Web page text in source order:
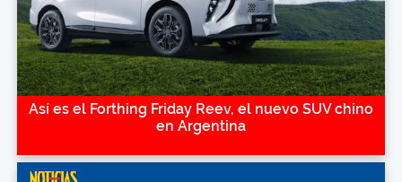
Así es el Forthing Friday Reev, el nuevo SUV chino
en Argentina